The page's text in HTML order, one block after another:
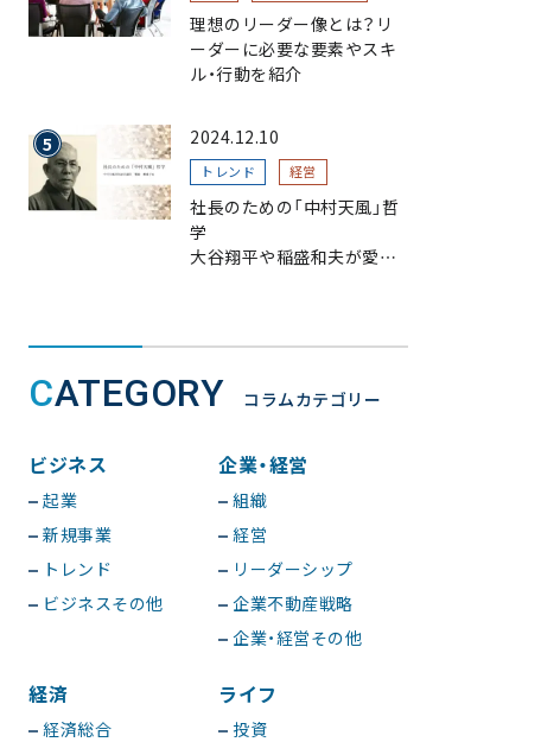
理想のリーダー像とは？リ
ーダーに必要な要素やスキ
ル・行動を紹介
2024.12.10
トレンド 経営
社長のための「中村天風」哲
学
大谷翔平や稲盛和夫が愛読、
CATEGORY コラムカテゴリー
ビジネス
起業
新規事業
トレンド
ビジネスその他
企業・経営
組織
経営
リーダーシップ
企業不動産戦略
企業・経営その他
経済
経済総合
ライフ
投資